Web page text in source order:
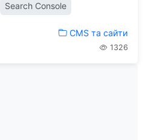
Search Console
CMS та сайти
1326